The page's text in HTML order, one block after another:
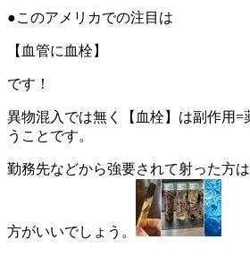
●このアメリカでの注目は
【血管に血栓】
です！
異物混入では無く【血栓】は副作用=
うことです。
勤務先などから強要されて射った方
方がいいでしょう。